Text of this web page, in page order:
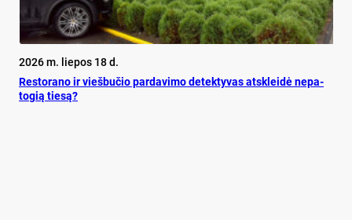
2026 m. liepos 18 d.
Res­to­ra­no ir vieš­bu­čio par­da­vi­mo de­tek­ty­vas at­sklei­dė ne­pa­
to­gią tie­są?